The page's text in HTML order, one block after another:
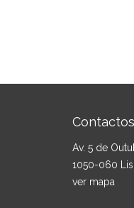
Contactos
Av. 5 de
1050-060
ver mapa